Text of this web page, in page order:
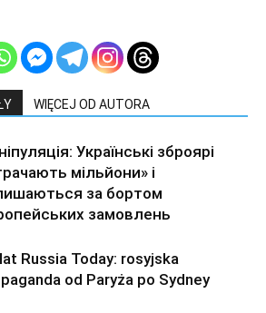
WIĘCEJ OD AUTORA
Українські зброярі
мільйони» і
за бортом
замовлень
Russia Today: rosyjska
od Paryża po Sydney